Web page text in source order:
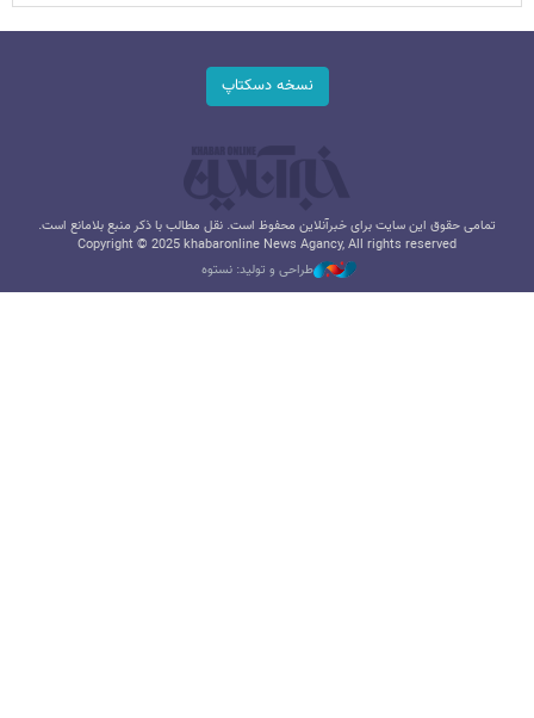
نسخه دسکتاپ
تمامی حقوق این سایت برای خبرآنلاین محفوظ است. نقل مطالب با ذکر منبع بلامانع است.
Copyright © 2025 khabaronline News Agancy, All rights reserved
طراحی و تولید: نستوه